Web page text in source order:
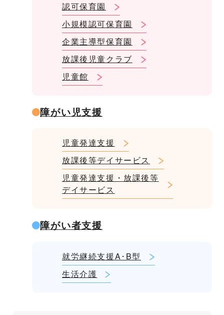
認可保育園
小規模認可保育園
企業主導型保育園
放課後児童クラブ
児童館
障がい児支援
児童発達支援
放課後等デイサービス
児童発達支援・放課後等
デイサービス
障がい者支援
就労継続支援A･B型
生活介護